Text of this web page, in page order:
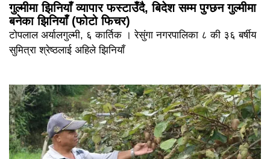
गुल्मीमा झिनियाँ व्यापार फस्टाउँदै, बिदेश सम्म पुग्छन गुल्मीमा
बनेका झिनियाँ (फोटो फिचर)
टोपलाल अर्यालगुल्मी, ६ कार्तिक । रेसुंगा नगरपालिका ८ की ३६ बर्षीय
सुमित्रा श्रेष्ठलाई अहिले झिनियाँ